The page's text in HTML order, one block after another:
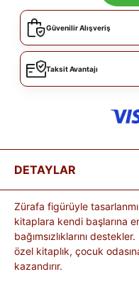
Güvenilir Alışveriş
Taksit Avantajı
DETAYLAR
Zürafa figürüyle
kitaplara kendi başlarına
bağımsızlıklarını
özel kitaplık, çocuk
kazandırır.